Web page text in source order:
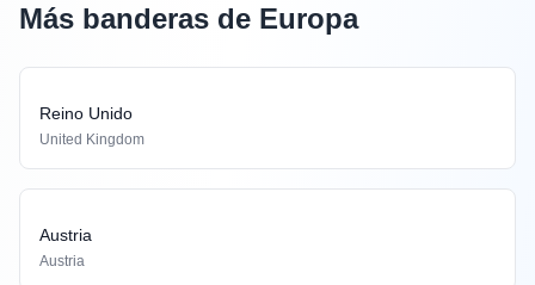
Más banderas de Europa
Reino Unido
United Kingdom
Austria
Austria